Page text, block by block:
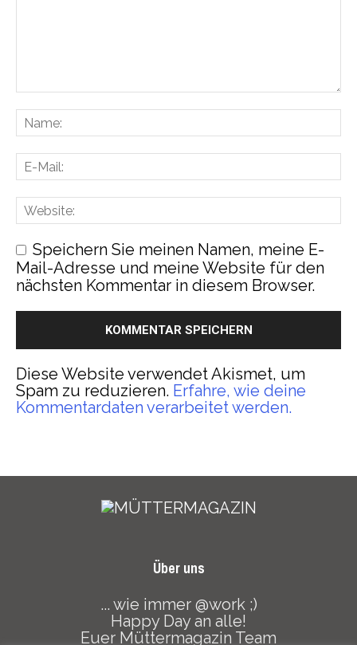
Speichern Sie meinen Namen, meine E-
Mail-Adresse und meine Website für den
nächsten Kommentar in diesem Browser.
Diese Website verwendet Akismet, um
Spam zu reduzieren. Erfahre, wie deine
Kommentardaten verarbeitet werden.
Über uns
... wie immer @work ;)
Happy Day an alle!
Euer Müttermagazin Team